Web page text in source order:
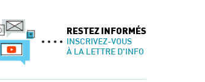
RESTEZ INFORMÉS
INSCRIVEZ-VOUS
À LA LETTRE D'INFO